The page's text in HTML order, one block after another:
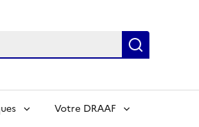
Votre DRAAF